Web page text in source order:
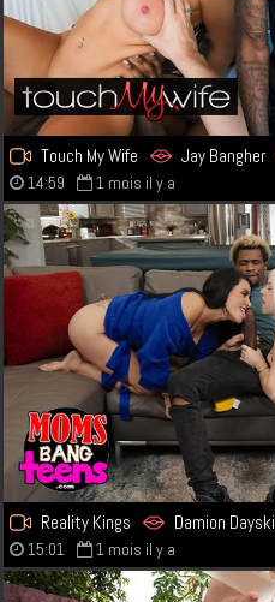
Touch My Wife Jay Bangher
14:59 1 mois il y a
Reality Kings Damion Dayski
15:01 1 mois il y a